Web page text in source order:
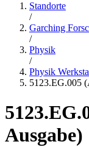
Standorte
/
Garching
/
Physik
/
Physik
5123.EG.005
Ausgabe)